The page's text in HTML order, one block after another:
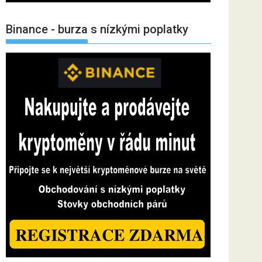
Binance - burza s nízkými poplatky